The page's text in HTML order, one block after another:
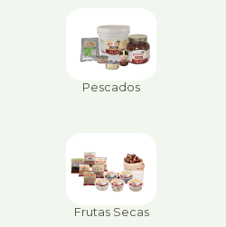
Pescados
Frutas Secas